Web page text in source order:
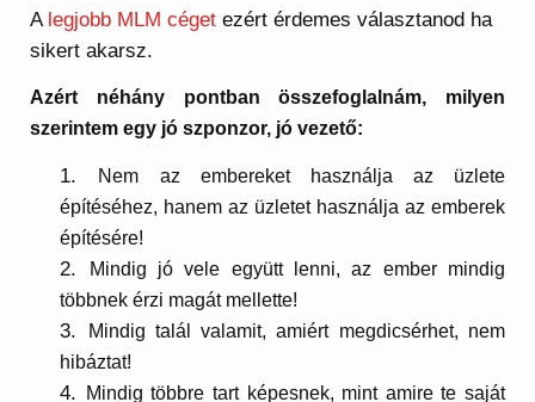
A legjobb MLM céget ezért érdemes választanod ha
sikert akarsz.
Azért néhány pontban összefoglalnám, milyen
szerintem egy jó szponzor, jó vezető:
Nem az embereket használja az üzlete
építéséhez, hanem az üzletet használja az emberek
építésére!
Mindig jó vele együtt lenni, az ember mindig
többnek érzi magát mellette!
Mindig talál valamit, amiért megdicsérhet, nem
hibáztat!
Mindig többre tart képesnek, mint amire te saját